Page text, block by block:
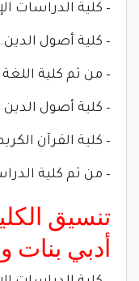
– كلية الدراسات
– كلية أصول الدين.
– من ثم كلية اللغة
– كلية أصول الدين
– كلية القرآن
– من ثم كلية
أدبي بنات